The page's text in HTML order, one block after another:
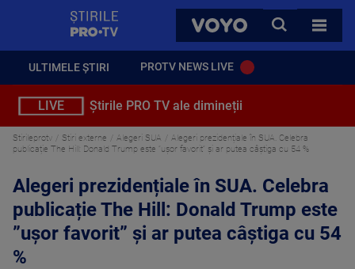
VOYO
CAUTA
TOATE
ULTIMELE ȘTIRI PROTV NEWS LIVE
LIVE Știrile PRO TV ale dimineții
Stirileprotv Stiri externe Alegeri SUA
Alegeri prezidențiale în SUA. Celebra
publicație The Hill: Donald Trump este ”ușor favorit” și ar putea câștiga cu 54 %
Alegeri prezidențiale în SUA. Celebra
publicație The Hill: Donald Trump este
”ușor favorit” și ar putea câștiga cu 54
%